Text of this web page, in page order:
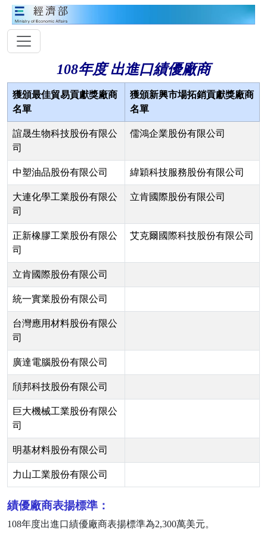
108年度 出進口績優廠商
獲頒最佳貿易貢獻獎廠商
名單
獲頒新興市場拓銷貢獻獎廠商
名單
誼晟生物科技股份有限公
司
儒鴻企業股份有限公司
中塑油品股份有限公司 緯穎科技服務股份有限公司
大連化學工業股份有限公
司
立肯國際股份有限公司
正新橡膠工業股份有限公
司
艾克爾國際科技股份有限公司
立肯國際股份有限公司
統一實業股份有限公司
台灣應用材料股份有限公
司
廣達電腦股份有限公司
頎邦科技股份有限公司
巨大機械工業股份有限公
司
明基材料股份有限公司
力山工業股份有限公司
績優廠商表揚標準：
108年度出進口績優廠商表揚標準為2,300萬美元。